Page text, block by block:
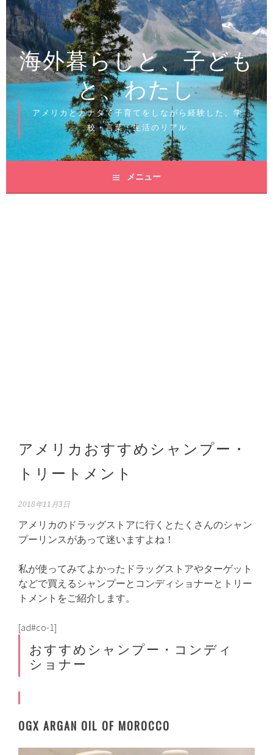
コ
ン
テ
ン
ツ
へ
ス
プ
海外暮らしと、子ども
と、わたし
アメリカとカナダで子育てをしながら経験した、学
校・言葉・生活のリアル
メニュー
アメリカおすすめシャンプー・
トリートメント
2018年11月3日
アメリカのドラッグストアに行くとたくさんのシャン
プーリンスがあって迷いますよね！
私が使ってみてよかったドラッグストアやターゲット
などで買えるシャンプーとコンディショナーとトリー
トメントをご紹介します。
[ad#co-1]
おすすめシャンプー・コンディ
ショナー
OGX ARGAN OIL OF MOROCCO